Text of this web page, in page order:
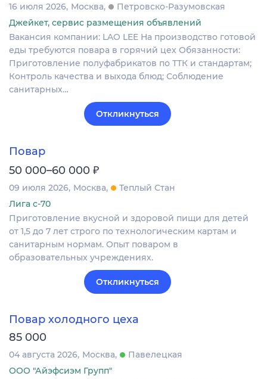
16 июля 2026 Москва
Петровско-Разумовская
Джейкет, сервис размещения объявлений
Вакансия компании: LAO LEE На производство готовой
еды требуются повара в горячий цех Обязанности:
Приготовление полуфабрикатов по ТТК и стандартам;
Контроль качества и выхода блюд; Соблюдение
санитарных…
Откликнуться
Повар
50 000–60 000 ₽
09 июля 2026 Москва
Теплый Стан
Лига с-70
Приготовление вкусной и здоровой пищи для детей
от 1,5 до 7 лет строго по технологическим картам и
санитарным нормам. Опыт поваром в
образовательных учреждениях.
Откликнуться
Повар холодного цеха
85 000
04 августа 2026 Москва
Павелецкая
ООО "Айэфсиэм Групп"